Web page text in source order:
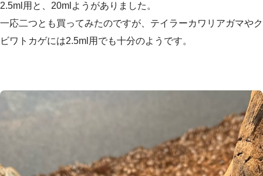
2.5ml用と、20mlようがありました。
一応二つとも買ってみたのですが、テイラーカワリアガマやク
ビワトカゲには2.5ml用でも十分のようです。